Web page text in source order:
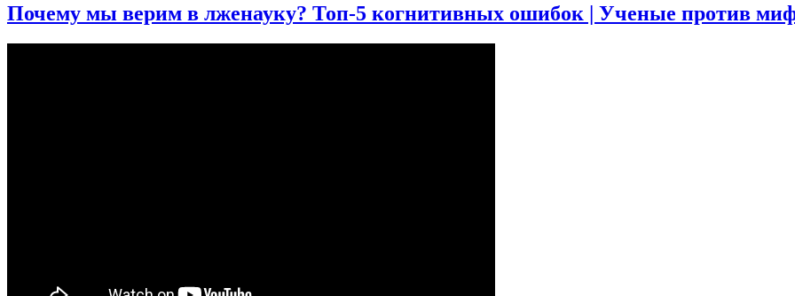
Почему мы верим в лженауку? Топ-5 когнитивных ошибок | Ученые против